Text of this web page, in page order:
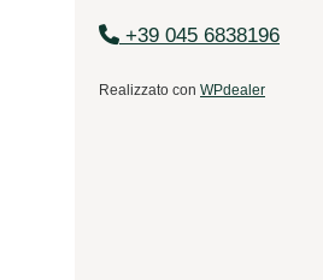
+39 045 6838196
Realizzato con WPdealer